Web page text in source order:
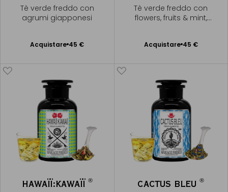
Tè verde freddo con
agrumi giapponesi
Acquistare 45 €
Aggiungere
Tè verde freddo con
flowers, fruits & mint,
Acquistare 45 €
Aggiungere
HAWAÏÏ:KAWAÏÏ ® CACTUS BLEU®